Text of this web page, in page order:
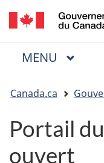
Menu
MENU
êtes
ici
Canada.ca
Portail
ouvert